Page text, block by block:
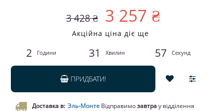
3 428 ₴ 3 257 ₴
Акційна ціна діє ще
2 Години 31 Хвилин 57 Секунд
ПРИДБАТИ!
Доставка в: Эль-Монте Відправимозавтрау відділення